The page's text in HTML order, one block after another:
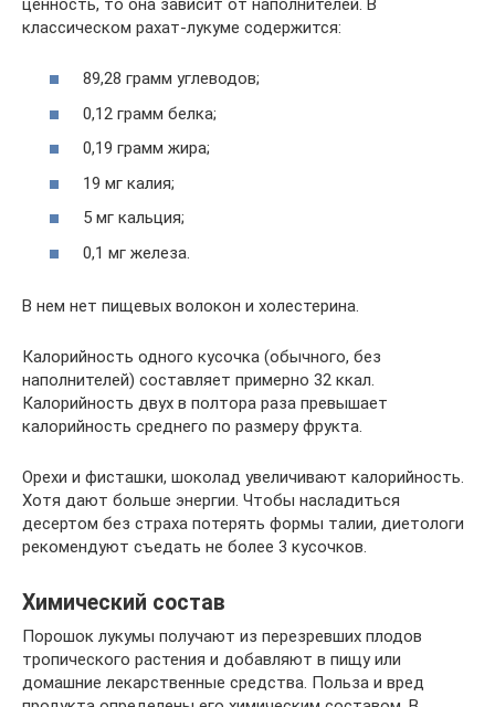
классическом рахат-лукуме содержится:
89,28 грамм углеводов;
0,12 грамм белка;
0,19 грамм жира;
19 мг калия;
5 мг кальция;
0,1 мг железа.
В нем нет пищевых волокон и холестерина.
Калорийность одного кусочка (обычного, без
наполнителей) составляет примерно 32 ккал.
Калорийность двух в полтора раза превышает
калорийность среднего по размеру фрукта.
Орехи и фисташки, шоколад увеличивают калорийность.
Хотя дают больше энергии. Чтобы насладиться
десертом без страха потерять формы талии, диетологи
рекомендуют съедать не более 3 кусочков.
Химический состав
Порошок лукумы получают из перезревших плодов
тропического растения и добавляют в пищу или
домашние лекарственные средства. Польза и вред